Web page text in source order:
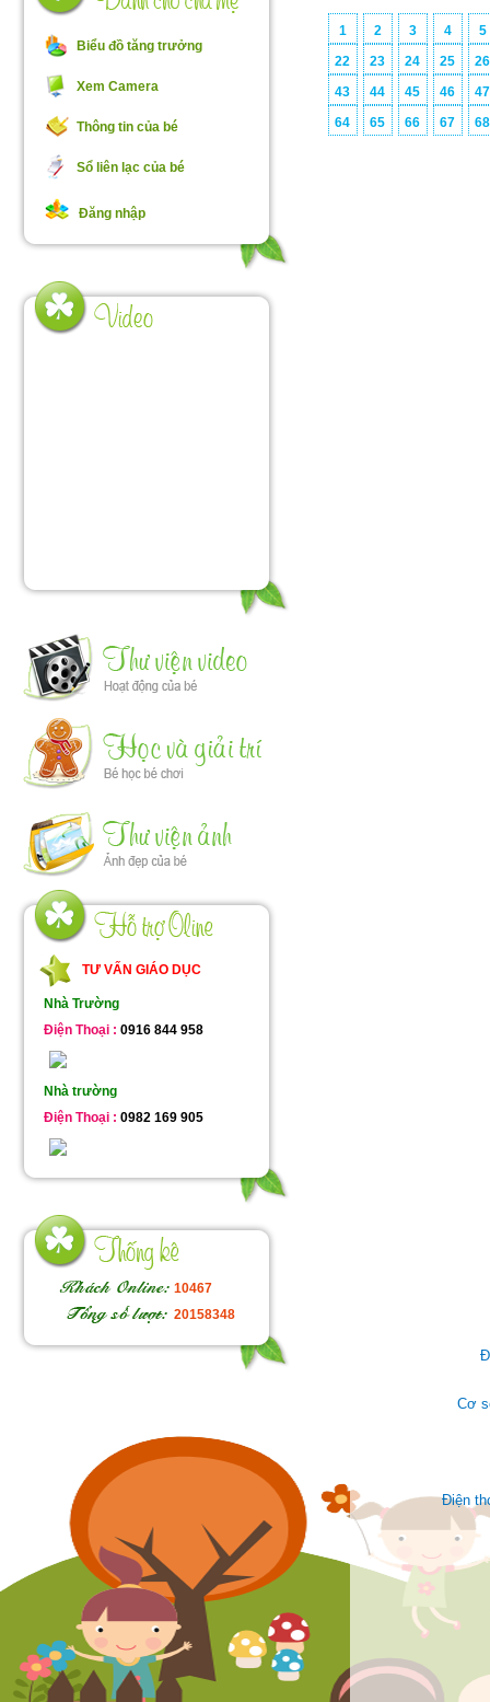
Biểu đồ tăng trưởng
Xem Camera
Thông tin của bé
Sổ liên lạc của bé
Đăng nhập
TƯ VẤN GIÁO DỤC
Nhà Trường
Điện Thoại : 0916 844 958
Nhà trường
Điện Thoại : 0982 169 905
10467
20158348
1 2 3 4
5
22
23 24 25
26
43
44 45 46
47
64
65 66 67 68
Cơ
Điện